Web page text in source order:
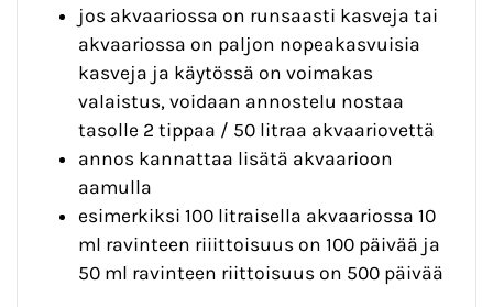
jos akvaariossa on runsaasti kasveja tai
akvaariossa on paljon nopeakasvuisia
kasveja ja käytössä on voimakas
valaistus, voidaan annostelu nostaa
tasolle 2 tippaa / 50 litraa akvaariovettä
annos kannattaa lisätä akvaarioon
aamulla
esimerkiksi 100 litraisella akvaariossa 10
ml ravinteen riiittoisuus on 100 päivää ja
50 ml ravinteen riittoisuus on 500 päivää